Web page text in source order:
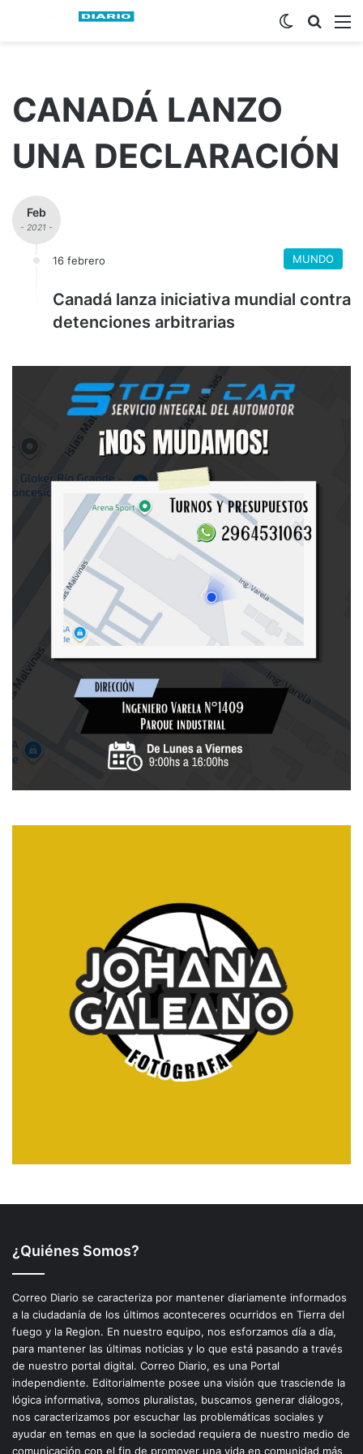
Buscar
Switch skin
CANADÁ LANZO
UNA DECLARACIÓN
Feb
- 2021 -
16 febrero MUNDO
Canadá lanza iniciativa mundial contra
detenciones arbitrarias
¿Quiénes Somos?
Correo Diario se caracteriza por mantener diariamente informados
a la ciudadanía de los últimos aconteceres ocurridos en Tierra del
fuego y la Region. En nuestro equipo, nos esforzamos día a día,
para mantener las últimas noticias y lo que está pasando a través
de nuestro portal digital. Correo Diario, es una Portal
independiente. Editorialmente posee una visión que trasciende la
lógica informativa, somos pluralistas, buscamos generar diálogos,
nos caracterizamos por escuchar las problemáticas sociales y
ayudar en temas en que la sociedad requiera de nuestro medio de
comunicación con el fin de promover una vida en comunidad más